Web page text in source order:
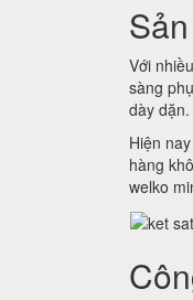
Với
sàng
dày dặn.
Hiện
hàng
welko